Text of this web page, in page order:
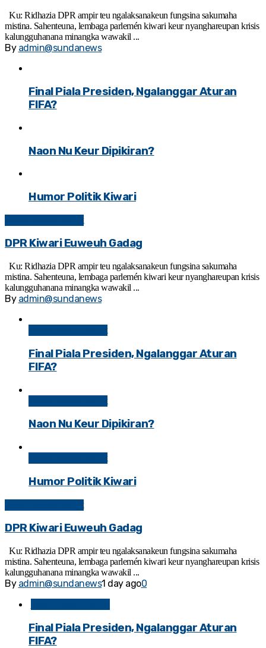
Ku: Ridhazia DPR ampir teu ngalaksanakeun fungsina sakumaha
mistina. Sahenteuna, lembaga parlemén kiwari keur nyanghareupan krisis
kalungguhanana minangka wawakil ...
By admin@sundanews
Final Piala Presiden, Ngalanggar Aturan
FIFA?
Naon Nu Keur Dipikiran?
Humor Politik Kiwari
DPR Kiwari Euweuh Gadag
Ku: Ridhazia DPR ampir teu ngalaksanakeun fungsina sakumaha
mistina. Sahenteuna, lembaga parlemén kiwari keur nyanghareupan krisis
kalungguhanana minangka wawakil ...
By admin@sundanews
Final Piala Presiden, Ngalanggar Aturan
FIFA?
Naon Nu Keur Dipikiran?
Humor Politik Kiwari
DPR Kiwari Euweuh Gadag
Ku: Ridhazia DPR ampir teu ngalaksanakeun fungsina sakumaha
mistina. Sahenteuna, lembaga parlemén kiwari keur nyanghareupan krisis
kalungguhanana minangka wawakil ...
By admin@sundanews1 day ago0
Final Piala Presiden, Ngalanggar Aturan
FIFA?